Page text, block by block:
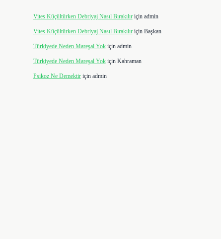
Vites Küçültürken Debriyaj Nasıl Bırakılıriçin admin
Vites Küçültürken Debriyaj Nasıl Bırakılıriçin Başkan
Türkiyede Neden Mareşal Yokiçin admin
Türkiyede Neden Mareşal Yokiçin Kahraman
Psikoz Ne Demektiriçin admin